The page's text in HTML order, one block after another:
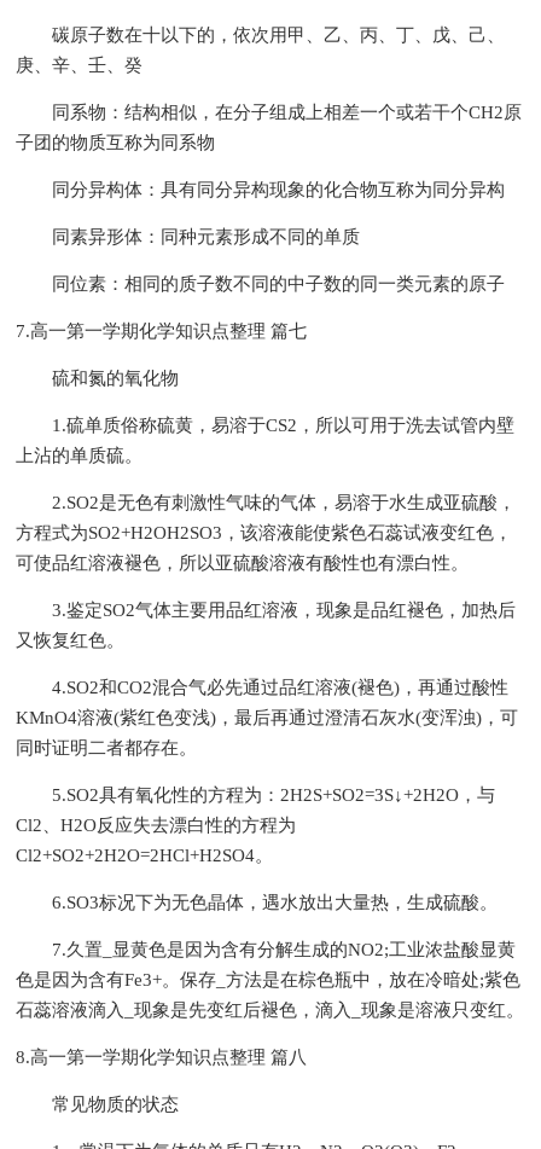
碳原子数在十以下的，依次用甲、乙、丙、丁、戊、己、
庚、辛、壬、癸
同系物：结构相似，在分子组成上相差一个或若干个CH2原
子团的物质互称为同系物
同分异构体：具有同分异构现象的化合物互称为同分异构
同素异形体：同种元素形成不同的单质
同位素：相同的质子数不同的中子数的同一类元素的原子
7.高一第一学期化学知识点整理 篇七
硫和氮的氧化物
1.硫单质俗称硫黄，易溶于CS2，所以可用于洗去试管内壁
上沾的单质硫。
2.SO2是无色有刺激性气味的气体，易溶于水生成亚硫酸，
方程式为SO2+H2OH2SO3，该溶液能使紫色石蕊试液变红色，
可使品红溶液褪色，所以亚硫酸溶液有酸性也有漂白性。
3.鉴定SO2气体主要用品红溶液，现象是品红褪色，加热后
又恢复红色。
4.SO2和CO2混合气必先通过品红溶液(褪色)，再通过酸性
KMnO4溶液(紫红色变浅)，最后再通过澄清石灰水(变浑浊)，可
同时证明二者都存在。
5.SO2具有氧化性的方程为：2H2S+SO2=3S↓+2H2O，与
Cl2、H2O反应失去漂白性的方程为
Cl2+SO2+2H2O=2HCl+H2SO4。
6.SO3标况下为无色晶体，遇水放出大量热，生成硫酸。
7.久置_显黄色是因为含有分解生成的NO2;工业浓盐酸显黄
色是因为含有Fe3+。保存_方法是在棕色瓶中，放在冷暗处;紫色
石蕊溶液滴入_现象是先变红后褪色，滴入_现象是溶液只变红。
8.高一第一学期化学知识点整理 篇八
常见物质的状态